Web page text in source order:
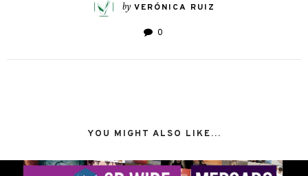
by VERÓNICA RUIZ
0
YOU MIGHT ALSO LIKE...